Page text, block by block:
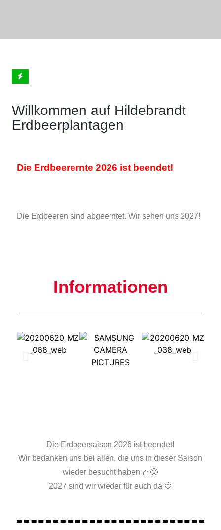
Willkommen auf Hildebrandt
Erdbeerplantagen
Die Erdbeerernte 2026 ist beendet!
Die Erdbeeren sind abgeerntet. Wir sehen uns 2027!
Informationen
Die Erdbeersaison 2026 ist beendet!
Wir bedanken uns bei allen, die uns in dieser Saison
wieder besucht haben 🧺😊
2027 sind wir wieder für euch da 🍓